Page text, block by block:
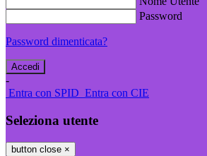
Password
Password dimenticata?
-
Entra con SPID Entra con CIE
Seleziona utente
button close ×